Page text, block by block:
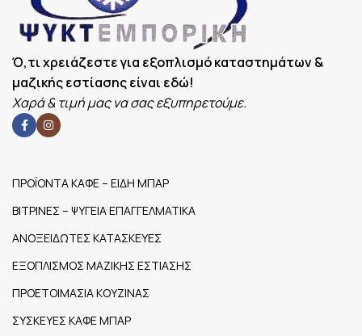
ΧΩΡΗΤΙΚΌΤΗΤΑ
(LT)
Ό,τι χρειάζεστε για εξοπλισμό καταστημάτων &
μαζικής εστίασης είναι εδώ!
Χαρά & τιμή μας να σας εξυπηρετούμε.
ΠΡΟΪΟΝΤΑ ΚΑΦΕ – ΕΙΔΗ ΜΠΑΡ
ΒΙΤΡΙΝΕΣ – ΨΥΓΕΙΑ ΕΠΑΓΓΕΛΜΑΤΙΚΑ
ΑΝΟΞΕΙΔΩΤΕΣ ΚΑΤΑΣΚΕΥΕΣ
ΕΞΟΠΛΙΣΜΟΣ ΜΑΖΙΚΗΣ ΕΣΤΙΑΣΗΣ
ΠΡΟΕΤΟΙΜΑΣΙΑ ΚΟΥΖΙΝΑΣ
ΣΥΣΚΕΥΕΣ ΚΑΦΕ ΜΠΑΡ